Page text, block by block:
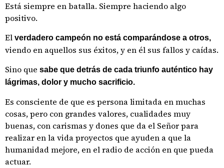
Está siempre en batalla. Siempre haciendo algo
positivo.
El verdadero campeón no está comparándose a otros,
viendo en aquellos sus éxitos, y en él sus fallos y caídas.
Sino que sabe que detrás de cada triunfo auténtico hay
lágrimas, dolor y mucho sacrificio.
Es consciente de que es persona limitada en muchas
cosas, pero con grandes valores, cualidades muy
buenas, con carismas y dones que da el Señor para
realizar en la vida proyectos que ayuden a que la
humanidad mejore, en el radio de acción en que pueda
actuar.